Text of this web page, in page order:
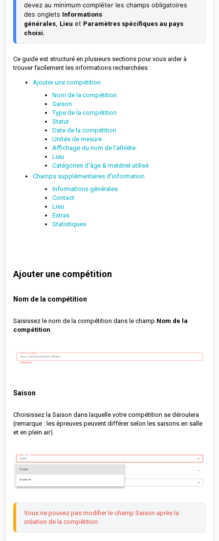
devez au minimum compléter les champs obligatoires
des onglets Informations
générales, Lieu et Paramètres spécifiques au pays
choisi.
Ce guide est structuré en plusieurs sections pour vous aider à
trouver facilement les informations recherchées :
Ajouter une compétition
Nom de la compétition
Saison
Type de la compétition
Statut
Date de la compétition
Unités de mesure
Affichage du nom de l’athlète
Lieu
Catégories d'âge & matériel utilisé
Champs supplémentaires d'information
Informations générales
Contact
Lieu
Extras
Statistiques
Ajouter une compétition
Nom de la compétition
Saisissez le nom de la compétition dans le champ Nom de la
compétition
Saison
Choisissez la Saison dans laquelle votre compétition se déroulera
(remarque : les épreuves peuvent différer selon les saisons en salle
et en plein air).
Vous ne pouvez pas modifier le champ Saison après la
création de la compétition.